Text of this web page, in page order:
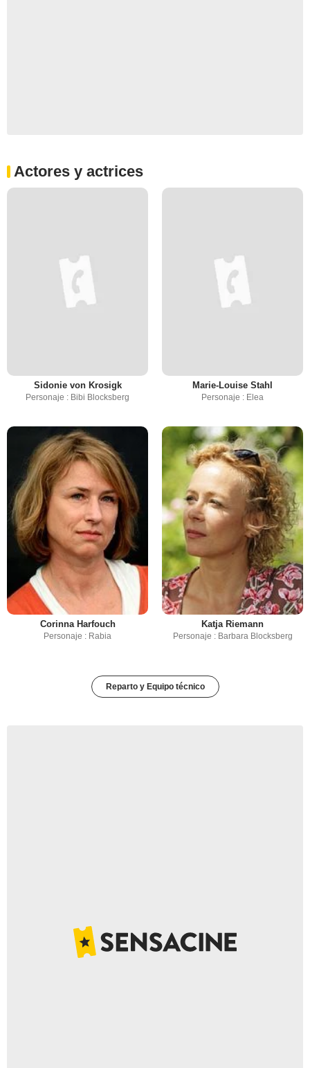
Actores y actrices
Sidonie von Krosigk
Personaje : Bibi Blocksberg
Marie-Louise Stahl
Personaje : Elea
Corinna Harfouch
Personaje : Rabia
Katja Riemann
Personaje : Barbara Blocksberg
Reparto y Equipo técnico